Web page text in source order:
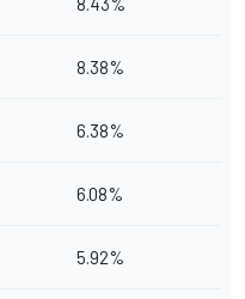
8.38%
6.38%
6.08%
5.92%